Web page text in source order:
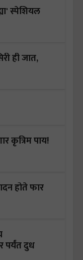
स्पेशियल
ही जात,
कृत्रिम पाय!
होते फार
पर्यंत दुध